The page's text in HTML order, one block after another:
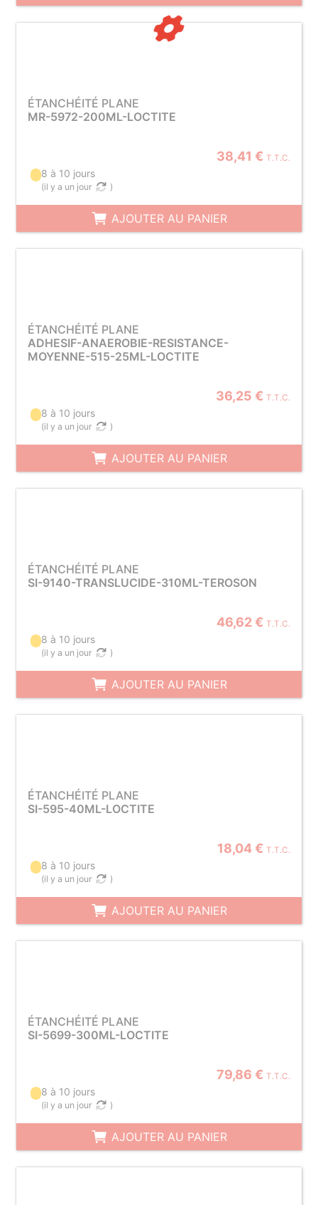
ÉTANCHÉITÉ PLANE
MR-5972-200ML-LOCTITE
38,41 € T.T.C.
8 à 10 jours
(il y a un jour )
AJOUTER AU PANIER
ÉTANCHÉITÉ PLANE
ADHESIF-ANAEROBIE-RESISTANCE-
MOYENNE-515-25ML-LOCTITE
36,25 € T.T.C.
8 à 10 jours
(il y a un jour )
AJOUTER AU PANIER
ÉTANCHÉITÉ PLANE
SI-9140-TRANSLUCIDE-310ML-TEROSON
46,62 € T.T.C.
8 à 10 jours
(il y a un jour )
AJOUTER AU PANIER
ÉTANCHÉITÉ PLANE
SI-595-40ML-LOCTITE
18,04 € T.T.C.
8 à 10 jours
(il y a un jour )
AJOUTER AU PANIER
ÉTANCHÉITÉ PLANE
SI-5699-300ML-LOCTITE
79,86 € T.T.C.
8 à 10 jours
(il y a un jour )
AJOUTER AU PANIER